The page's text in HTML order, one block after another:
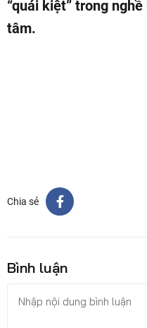
“quái kiệt” trong
tâm.
Chia sẻ
Bình luận